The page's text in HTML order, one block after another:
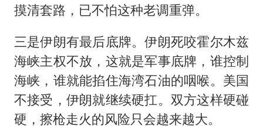
摸清套路，已不怕这种老调重弹。
三是伊朗有最后底牌。伊朗死咬霍尔木兹
海峡主权不放，这就是军事底牌，谁控制
海峡，谁就能掐住海湾石油的咽喉。美国
不接受，伊朗就继续硬扛。双方这样硬碰
硬，擦枪走火的风险只会越来越大。